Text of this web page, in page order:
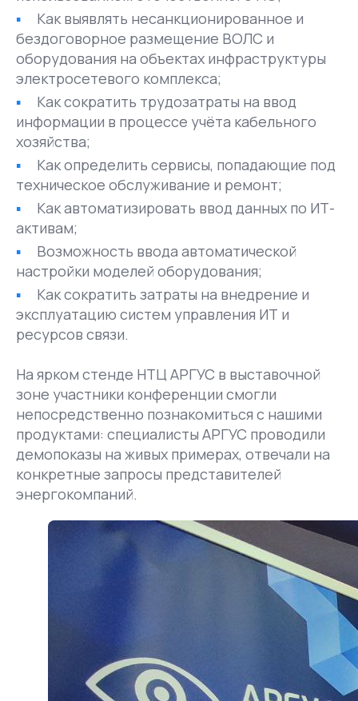
Как выявлять несанкционированное и
бездоговорное размещение ВОЛС и
оборудования на объектах инфраструктуры
электросетевого комплекса;
Как сократить трудозатраты на ввод
информации в процессе учёта кабельного
хозяйства;
Как определить сервисы, попадающие под
техническое обслуживание и ремонт;
Как автоматизировать ввод данных по ИТ-
активам;
Возможность ввода автоматической
настройки моделей оборудования;
Как сократить затраты на внедрение и
эксплуатацию систем управления ИТ и
ресурсов связи.
На ярком стенде НТЦ АРГУС в выставочной
зоне участники конференции смогли
непосредственно познакомиться с нашими
продуктами: специалисты АРГУС проводили
демопоказы на живых примерах, отвечали на
конкретные запросы представителей
энергокомпаний.